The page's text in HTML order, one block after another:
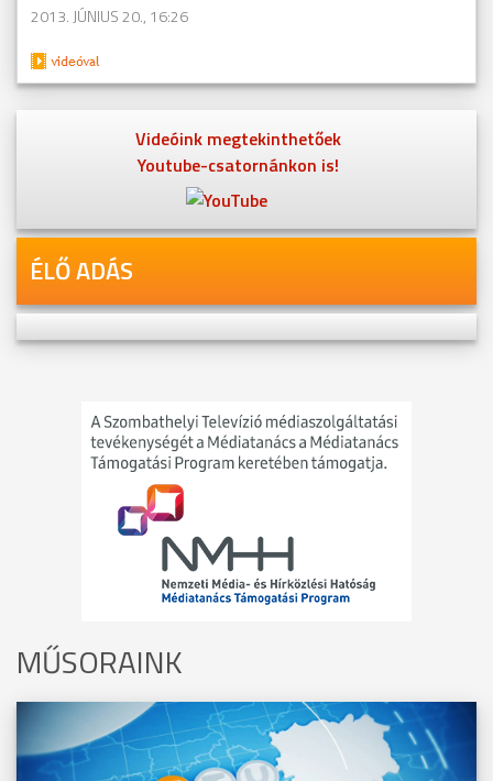
2013. JÚNIUS 20., 16:26
Videóink megtekinthetőek
Youtube-csatornánkon is!
ÉLŐ ADÁS
MŰSORAINK